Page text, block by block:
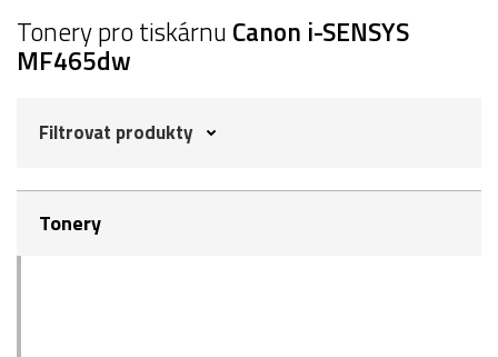
Tonery pro tiskárnu Canon i-SENSYS
MF465dw
Filtrovat produkty
Tonery